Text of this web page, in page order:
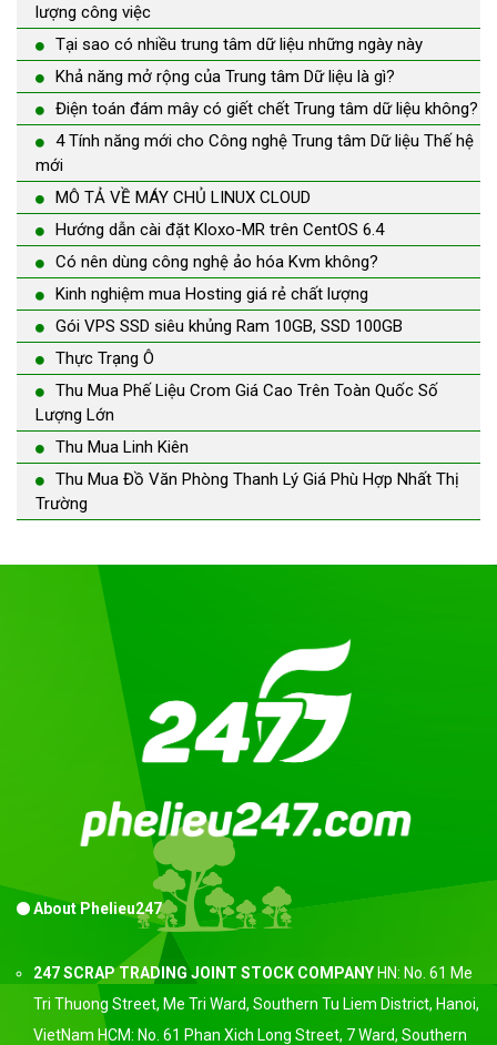
lượng công việc
Tại sao có nhiều trung tâm dữ liệu những ngày này
Khả năng mở rộng của Trung tâm Dữ liệu là gì?
Điện toán đám mây có giết chết Trung tâm dữ liệu không?
4 Tính năng mới cho Công nghệ Trung tâm Dữ liệu Thế hệ
mới
MÔ TẢ VỀ MÁY CHỦ LINUX CLOUD
Hướng dẫn cài đặt Kloxo-MR trên CentOS 6.4
Có nên dùng công nghệ ảo hóa Kvm không?
Kinh nghiệm mua Hosting giá rẻ chất lượng
Gói VPS SSD siêu khủng Ram 10GB, SSD 100GB
Thực Trạng Ô
Thu Mua Phế Liệu Crom Giá Cao Trên Toàn Quốc Số
Lượng Lớn
Thu Mua Linh Kiên
Thu Mua Đồ Văn Phòng Thanh Lý Giá Phù Hợp Nhất Thị
Trường
About Phelieu247
247 SCRAP TRADING JOINT STOCK COMPANY HN: No. 61 Me
Tri Thuong Street, Me Tri Ward, Southern Tu Liem District, Hanoi,
VietNam HCM: No. 61 Phan Xich Long Street, 7 Ward, Southern